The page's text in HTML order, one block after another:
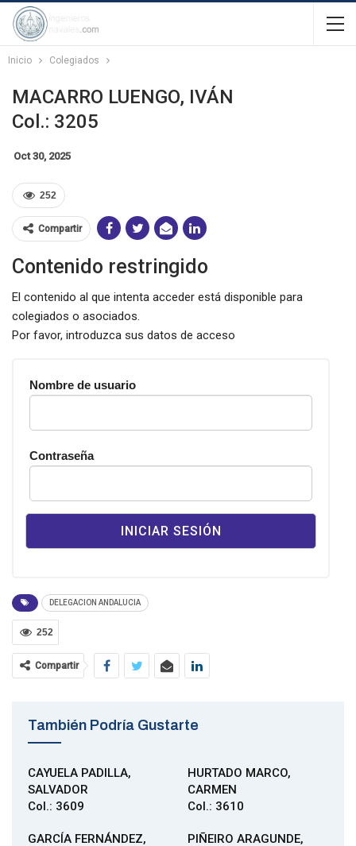
Inicio Colegiados
MACARRO LUENGO, IVÁN
Col.: 3205
Oct 30, 2025
252
Compartir
Contenido restringido
El contenido al que intenta acceder está disponible para
colegiados o asociados.
Por favor, introduzca sus datos de acceso
Nombre de usuario
Contraseña
DELEGACION ANDALUCIA
252
Compartir
También Podría Gustarte
CAYUELA PADILLA,
SALVADOR
Col.: 3609
HURTADO MARCO,
CARMEN
Col.: 3610
GARCÍA FERNÁNDEZ,
PIÑEIRO ARAGUNDE,